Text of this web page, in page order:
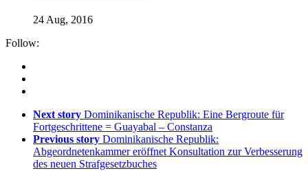
24 Aug, 2016
Follow:
Next story Dominikanische Republik: Eine Bergroute für
Fortgeschrittene = Guayabal – Constanza
Previous story Dominikanische Republik:
Abgeordnetenkammer eröffnet Konsultation zur Verbesserung
des neuen Strafgesetzbuches